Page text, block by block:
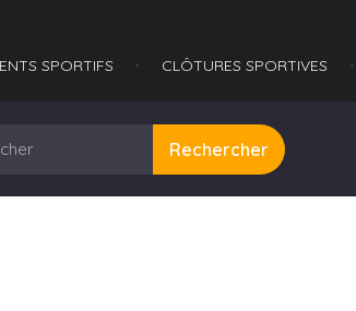
SPORTIFS​ CLÔTURES SPORTIVES
Rechercher